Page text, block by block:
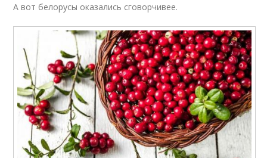
А вот белорусы оказались сговорчивее.